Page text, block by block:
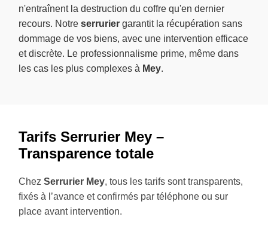
n'entraînent la destruction du coffre qu'en dernier
recours. Notre serrurier garantit la récupération sans
dommage de vos biens, avec une intervention efficace
et discrète. Le professionnalisme prime, même dans
les cas les plus complexes à Mey.
Tarifs Serrurier Mey –
Transparence totale
Chez Serrurier Mey, tous les tarifs sont transparents,
fixés à l’avance et confirmés par téléphone ou sur
place avant intervention.